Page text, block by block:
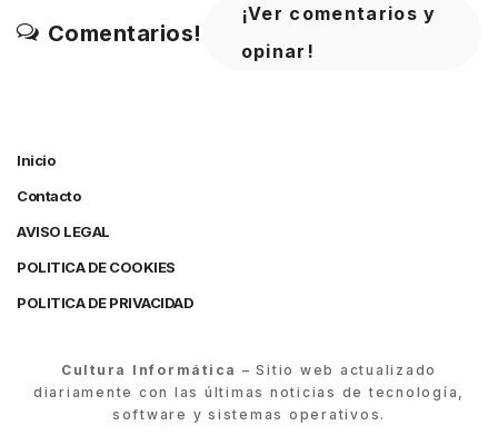
Comentarios!
¡Ver comentarios y
opinar!
Inicio
Contacto
AVISO LEGAL
POLITICA DE COOKIES
POLITICA DE PRIVACIDAD
Cultura Informática – Sitio web actualizado
diariamente con las últimas noticias de tecnología,
software y sistemas operativos.